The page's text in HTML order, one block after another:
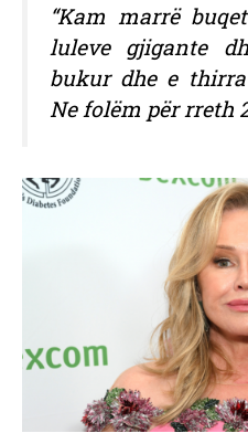
“Kam marrë
luleve gjigante
bukur dhe e
Ne folëm për rreth